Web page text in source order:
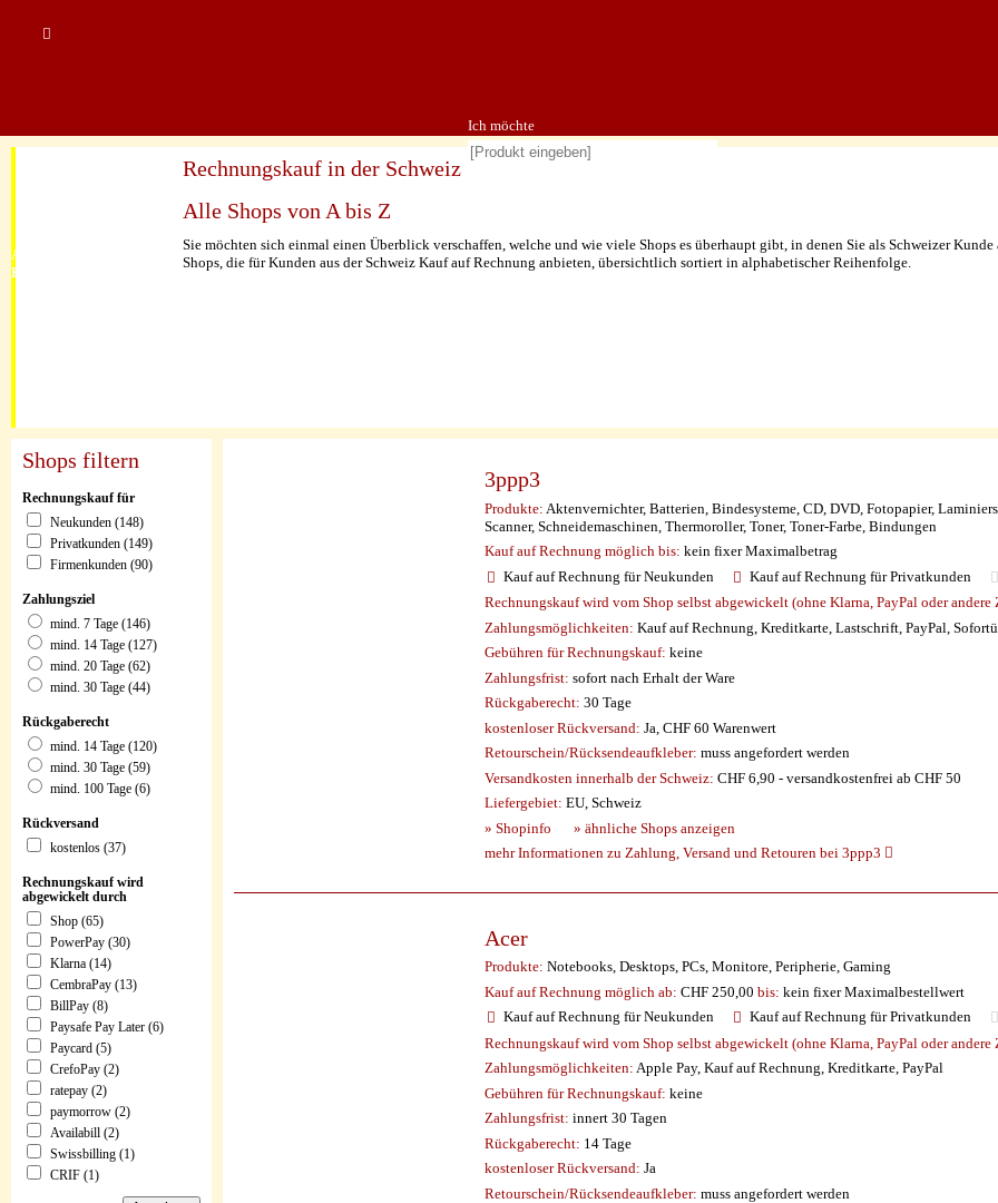
Alle
Kategorien
Ich möchte
Rechnungskauf in der Schweiz
Alle Shops von A bis Z
Sie möchten sich einmal einen Überblick verschaffen, welche und wie viele Shops es überhaupt gibt, in denen Sie als Schweizer
Shops, die für Kunden aus der Schweiz Kauf auf Rechnung anbieten, übersichtlich sortiert in alphabetischer Reihenfolge.
Shops filtern
Rechnungskauf für
Neukunden (148)
Privatkunden (149)
Firmenkunden (90)
Zahlungsziel
mind. 7 Tage (146)
mind. 14 Tage (127)
mind. 20 Tage (62)
mind. 30 Tage (44)
Rückgaberecht
mind. 14 Tage (120)
mind. 30 Tage (59)
mind. 100 Tage (6)
Rückversand
kostenlos (37)
Rechnungskauf wird
abgewickelt durch
Shop (65)
PowerPay (30)
Klarna (14)
CembraPay (13)
BillPay (8)
Paysafe Pay Later (6)
Paycard (5)
CrefoPay (2)
ratepay (2)
paymorrow (2)
Availabill (2)
Swissbilling (1)
CRIF (1)
3ppp3
Produkte: Aktenvernichter, Batterien, Bindesysteme, CD, DVD, Fotopapier,
Scanner, Schneidemaschinen, Thermoroller, Toner, Toner-Farbe, Bindungen
Kauf auf Rechnung möglich bis: kein fixer Maximalbetrag
Kauf auf Rechnung für Neukunden
Kauf auf Rechnung für Privatkunden
Rechnungskauf wird vom Shop selbst abgewickelt (ohne Klarna, PayPal oder
Zahlungsmöglichkeiten: Kauf auf Rechnung, Kreditkarte, Lastschrift, PayPal,
Gebühren für Rechnungskauf: keine
Zahlungsfrist: sofort nach Erhalt der Ware
Rückgaberecht: 30 Tage
kostenloser Rückversand: Ja, CHF 60 Warenwert
Retourschein/Rücksendeaufkleber: muss angefordert werden
Versandkosten innerhalb der Schweiz: CHF 6,90 - versandkostenfrei ab CHF 50
Liefergebiet: EU, Schweiz
» Shopinfo
» ähnliche Shops anzeigen
mehr Informationen zu Zahlung, Versand und Retouren bei 3ppp3
Acer
Produkte: Notebooks, Desktops, PCs, Monitore, Peripherie, Gaming
Kauf auf Rechnung möglich ab: CHF 250,00 bis: kein fixer Maximalbestellwert
Kauf auf Rechnung für Neukunden
Kauf auf Rechnung für Privatkunden
Rechnungskauf wird vom Shop selbst abgewickelt (ohne Klarna, PayPal oder
Zahlungsmöglichkeiten: Apple Pay, Kauf auf Rechnung, Kreditkarte, PayPal
Gebühren für Rechnungskauf: keine
Zahlungsfrist: innert 30 Tagen
Rückgaberecht: 14 Tage
kostenloser Rückversand: Ja
Retourschein/Rücksendeaufkleber: muss angefordert werden